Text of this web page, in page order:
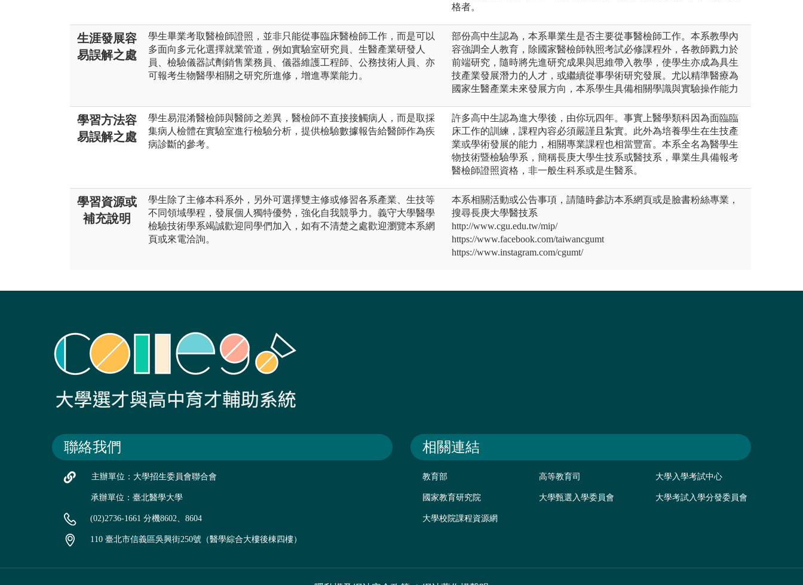
格者。
生涯發展容
易誤解之處
學生畢業考取醫檢師證照，並非只能從事臨床醫檢師工作，而是可以
多面向多元化選擇就業管道，例如實驗室研究員、生醫產業研發人
員、檢驗儀器試劑銷售業務員、儀器維護工程師、公務技術人員、亦
可報考生物醫學相關之研究所進修，增進專業能力。
部份高中生認為，本系畢業生是否主要從事醫檢師工作。本系教學內
容強調全人教育，除國家醫檢師執照考試必修課程外，各教師戮力於
前端研究，隨時將先進研究成果與思維帶入教學，使學生亦成為具生
技產業發展潛力的人才，或繼續從事學術研究發展。尤以精準醫療為
國家生醫產業未來發展方向，本系學生具備相關學識與實驗操作能力
學習方法容
易誤解之處
學生易混淆醫檢師與醫師之差異，醫檢師不直接接觸病人，而是取採
集病人檢體在實驗室進行檢驗分析，提供檢驗數據報告給醫師作為疾
病診斷的參考。
許多高中生認為進大學後，由你玩四年。事實上醫學類科因為面臨臨
床工作的訓練，課程內容必須嚴謹且紮實。此外為培養學生在生技產
業或學術發展的能力，相關專業課程也相當豐富。本系全名為醫學生
物技術暨檢驗學系，簡稱長庚大學生技系或醫技系，畢業生具備報考
醫檢師證照資格，非一般生科系或是生醫系。
學習資源或
補充說明
學生除了主修本科系外，另外可選擇雙主修或修習各系產業、生技等
不同領域學程，發展個人獨特優勢，強化自我競爭力。義守大學醫學
檢驗技術學系竭誠歡迎同學們加入，如有不清楚之處歡迎瀏覽本系網
頁或來電洽詢。
本系相關活動或公告事項，請隨時參訪本系網頁或是臉書粉絲專業，
搜尋長庚大學醫技系
http://www.cgu.edu.tw/mip/
https://www.facebook.com/taiwancgumt
https://www.instagram.com/cgumt/
聯絡我們
主辦單位：大學招生委員會聯合會
承辦單位：臺北醫學大學
(02)2736-1661 分機8602、8604
110 臺北市信義區吳興街250號（醫學綜合大樓後棟四樓）
相關連結
教育部 高等教育司 大學入學考試中心
國家教育研究院 大學甄選入學委員會 大學考試入學分發委員會
大學校院課程資源網